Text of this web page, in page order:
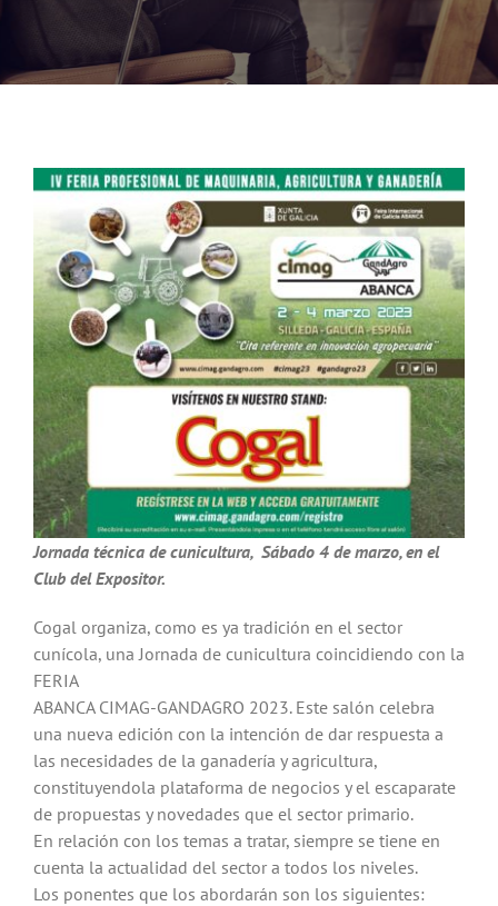
Contactar
WooCommerce My Account
WooCommerce Cart
Jornada técnica de cunicultura, Sábado 4 de marzo, en el
Club del Expositor.
Cogal organiza, como es ya tradición en el sector
cunícola, una Jornada de cunicultura coincidiendo con la
FERIA
ABANCA CIMAG-GANDAGRO 2023. Este salón celebra
una nueva edición con la intención de dar respuesta a
las necesidades de la ganadería y agricultura,
constituyendola plataforma de negocios y el escaparate
de propuestas y novedades que el sector primario.
En relación con los temas a tratar, siempre se tiene en
cuenta la actualidad del sector a todos los niveles.
Los ponentes que los abordarán son los siguientes: